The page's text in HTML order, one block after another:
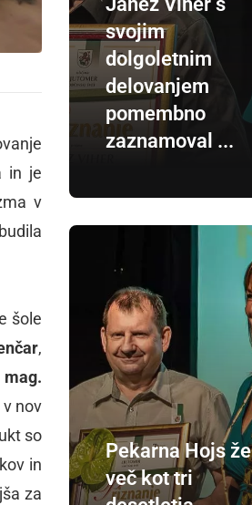
in je
v
šole
,
mag.
nov
so
in
za
svojim
dolgoletnim
delovanjem
pomembno
zaznamoval ...
Pekarna Hojs že
več kot tri